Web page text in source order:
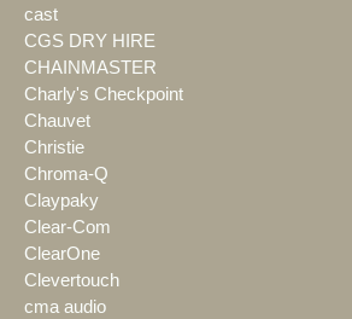
cast
CGS DRY HIRE
CHAINMASTER
Charly's Checkpoint
Chauvet
Christie
Chroma-Q
Claypaky
Clear-Com
ClearOne
Clevertouch
cma audio